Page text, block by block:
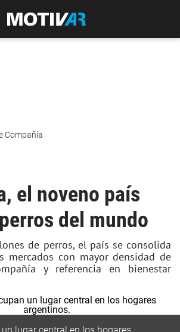
Compañía
el noveno país
del mundo
de perros, el país se consolida
mercados con mayor densidad de
y referencia en bienestar